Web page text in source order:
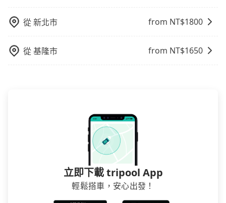
從新北市 from NT$1800
從基隆市 from NT$1650
立即下載 tripool App
輕鬆搭車，安心出發！